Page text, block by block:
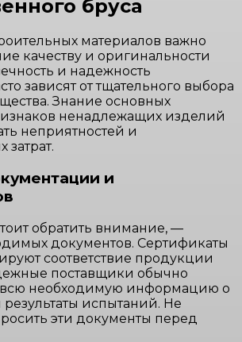
бруса
материалов важно
качеству и оригинальности
и надежность
зависят от тщательного выбора
Знание основных
ненадлежащих изделий
неприятностей и
затрат.
и
обратить внимание, —
документов. Сертификаты
соответствие продукции
поставщики обычно
всю необходимую информацию о
результаты испытаний. Не
эти документы перед